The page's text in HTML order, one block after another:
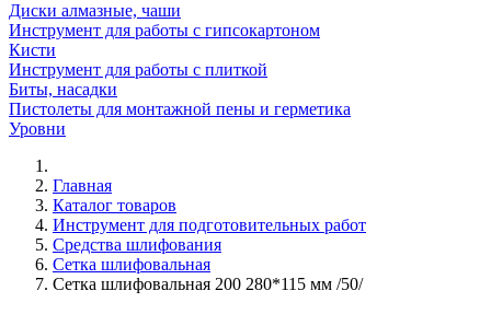
Диски алмазные, чаши
Инструмент для работы с гипсокартоном
Кисти
Инструмент для работы с плиткой
Биты, насадки
Пистолеты для монтажной пены и герметика
Уровни
Главная
Каталог товаров
Инструмент для подготовительных работ
Средства шлифования
Сетка шлифовальная
Сетка шлифовальная 200 280*115 мм /50/